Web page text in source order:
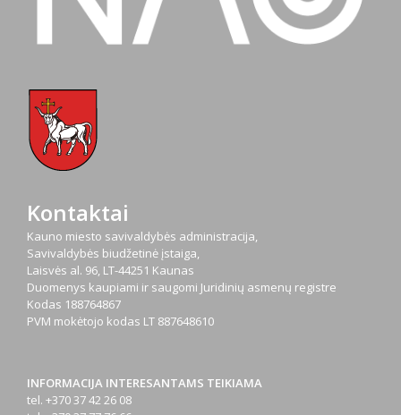
Kontaktai
Kauno miesto savivaldybės administracija,
Savivaldybės biudžetinė įstaiga,
Laisvės al. 96, LT-44251 Kaunas
Duomenys kaupiami ir saugomi Juridinių asmenų registre
Kodas 188764867
PVM mokėtojo kodas LT 887648610
INFORMACIJA INTERESANTAMS TEIKIAMA
tel. +370 37 42 26 08